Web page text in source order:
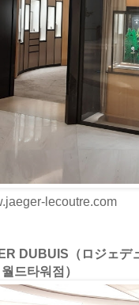
lecoutre.com
DUBUIS（ロジェデ
드타워점）